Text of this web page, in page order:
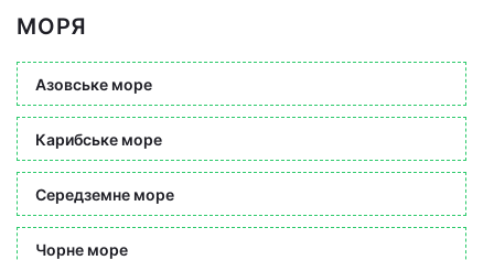
МОРЯ
Азовське море
Карибське море
Середземне море
Чорне море